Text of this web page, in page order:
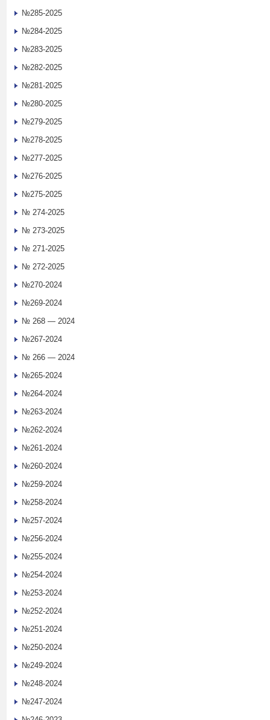
№285-2025
№284-2025
№283-2025
№282-2025
№281-2025
№280-2025
№279-2025
№278-2025
№277-2025
№276-2025
№275-2025
№ 274-2025
№ 273-2025
№ 271-2025
№ 272-2025
№270-2024
№269-2024
№ 268 — 2024
№267-2024
№ 266 — 2024
№265-2024
№264-2024
№263-2024
№262-2024
№261-2024
№260-2024
№259-2024
№258-2024
№257-2024
№256-2024
№255-2024
№254-2024
№253-2024
№252-2024
№251-2024
№250-2024
№249-2024
№248-2024
№247-2024